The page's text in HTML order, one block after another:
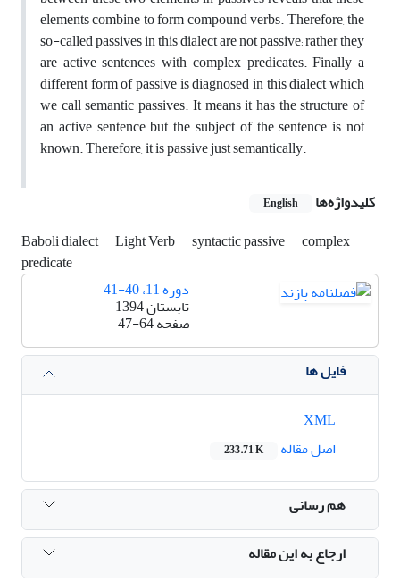
elements combine to form compound verbs. Therefore, the
so-called passives in this dialect are not passive; rather they
are active sentences with complex predicates. Finally a
different form of passive is diagnosed in this dialect which
we call semantic passives. It means it has the structure of
an active sentence but the subject of the sentence is not
known. Therefore, it is passive just semantically.
کلیدواژه‌ها
English
Baboli dialect Light Verb syntactic passive
complex
predicate
دوره 11، 40-41
تابستان 1394
صفحه47-64
فایل ها
اصل مقاله
233.71 K
هم رسانی
ارجاع به این مقاله